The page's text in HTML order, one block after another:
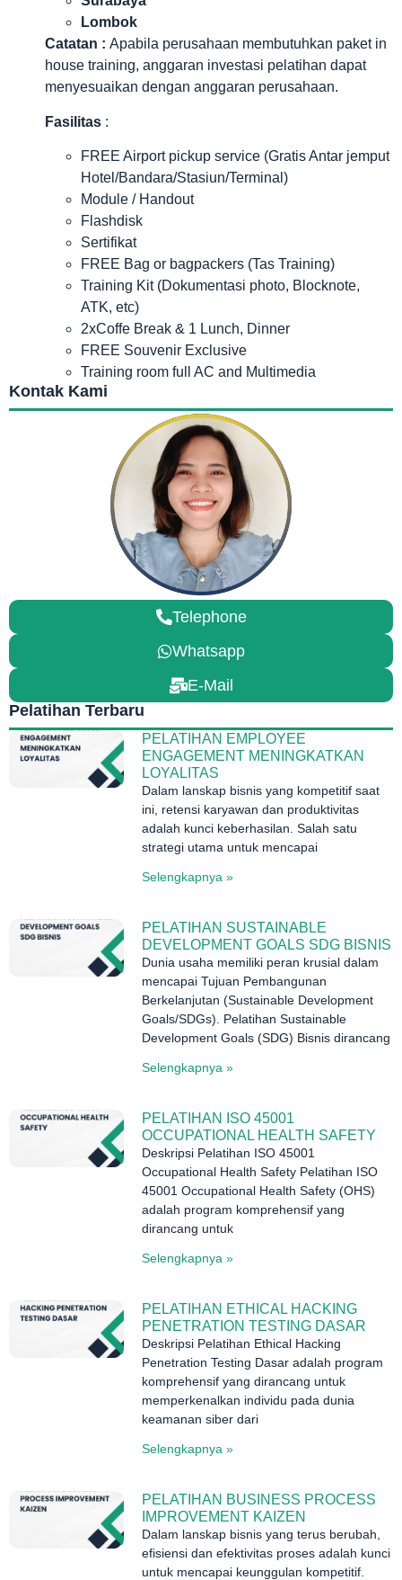
Lombok
Catatan : Apabila perusahaan membutuhkan paket in
house training, anggaran investasi pelatihan dapat
menyesuaikan dengan anggaran perusahaan.
Fasilitas :
FREE Airport pickup service (Gratis Antar jemput
Hotel/Bandara/Stasiun/Terminal)
Module / Handout
Flashdisk
Sertifikat
FREE Bag or bagpackers (Tas Training)
Training Kit (Dokumentasi photo, Blocknote,
ATK, etc)
2xCoffe Break & 1 Lunch, Dinner
FREE Souvenir Exclusive
Training room full AC and Multimedia
Kontak Kami
Telephone
Whatsapp
E-Mail
Pelatihan Terbaru
PELATIHAN EMPLOYEE
ENGAGEMENT MENINGKATKAN
LOYALITAS
Dalam lanskap bisnis yang kompetitif saat
ini, retensi karyawan dan produktivitas
adalah kunci keberhasilan. Salah satu
strategi utama untuk mencapai
Selengkapnya »
PELATIHAN SUSTAINABLE
DEVELOPMENT GOALS SDG BISNIS
Dunia usaha memiliki peran krusial dalam
mencapai Tujuan Pembangunan
Berkelanjutan (Sustainable Development
Goals/SDGs). Pelatihan Sustainable
Development Goals (SDG) Bisnis dirancang
Selengkapnya »
PELATIHAN ISO 45001
OCCUPATIONAL HEALTH SAFETY
Deskripsi Pelatihan ISO 45001
Occupational Health Safety Pelatihan ISO
45001 Occupational Health Safety (OHS)
adalah program komprehensif yang
dirancang untuk
Selengkapnya »
PELATIHAN ETHICAL HACKING
PENETRATION TESTING DASAR
Deskripsi Pelatihan Ethical Hacking
Penetration Testing Dasar adalah program
komprehensif yang dirancang untuk
memperkenalkan individu pada dunia
keamanan siber dari
Selengkapnya »
PELATIHAN BUSINESS PROCESS
IMPROVEMENT KAIZEN
Dalam lanskap bisnis yang terus berubah,
efisiensi dan efektivitas proses adalah kunci
untuk mencapai keunggulan kompetitif.